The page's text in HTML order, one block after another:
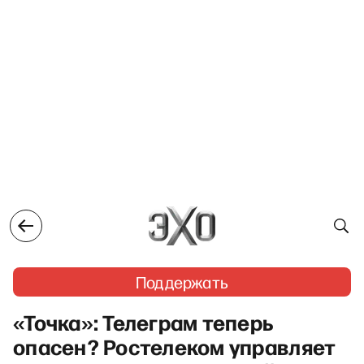
Поддержать
«Точка»: Телеграм теперь
опасен? Ростелеком управляет